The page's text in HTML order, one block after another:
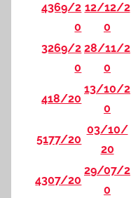
4369/2
0
12/12/2
0
3269/2
0
28/11/2
0
418/20
13/10/2
0
5177/20
03/10/
20
4307/20
29/07/2
0